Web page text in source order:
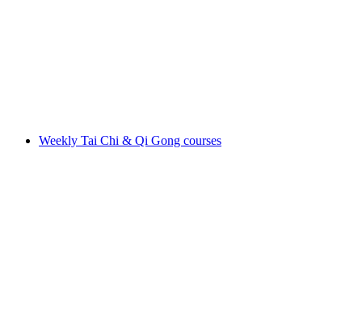
Weekly Tai Chi & Qi Gong courses